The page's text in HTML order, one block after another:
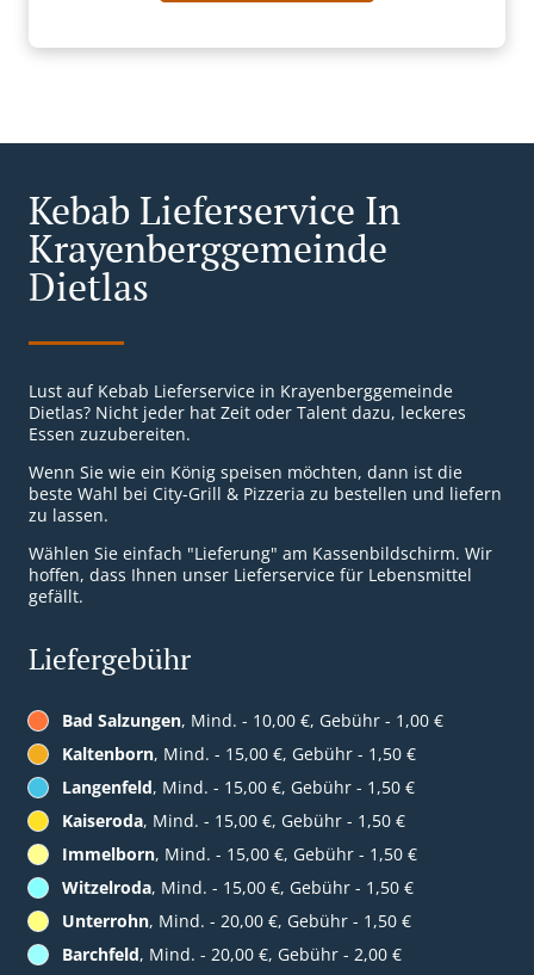
Kebab Lieferservice In
Krayenberggemeinde
Dietlas
Lust auf Kebab Lieferservice in Krayenberggemeinde
Dietlas? Nicht jeder hat Zeit oder Talent dazu, leckeres
Essen zuzubereiten.
Wenn Sie wie ein König speisen möchten, dann ist die
beste Wahl bei City-Grill & Pizzeria zu bestellen und liefern
zu lassen.
Wählen Sie einfach "Lieferung" am Kassenbildschirm. Wir
hoffen, dass Ihnen unser Lieferservice für Lebensmittel
gefällt.
Liefergebühr
Bad Salzungen, Mind. - 10,00 €, Gebühr - 1,00 €
Kaltenborn, Mind. - 15,00 €, Gebühr - 1,50 €
Langenfeld, Mind. - 15,00 €, Gebühr - 1,50 €
Kaiseroda, Mind. - 15,00 €, Gebühr - 1,50 €
Immelborn, Mind. - 15,00 €, Gebühr - 1,50 €
Witzelroda, Mind. - 15,00 €, Gebühr - 1,50 €
Unterrohn, Mind. - 20,00 €, Gebühr - 1,50 €
Barchfeld, Mind. - 20,00 €, Gebühr - 2,00 €